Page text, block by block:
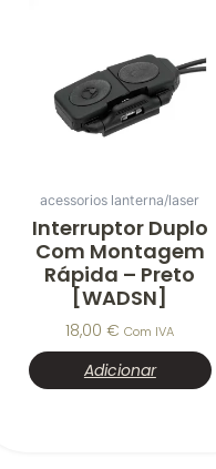
acessorios lanterna/laser
Interruptor Duplo
Com Montagem
Rápida – Preto
[WADSN]
18,00€ Com IVA
Adicionar